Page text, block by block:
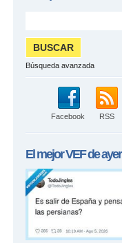
Búsqueda avanzada
Facebook RSS
El mejorVEFde ayer